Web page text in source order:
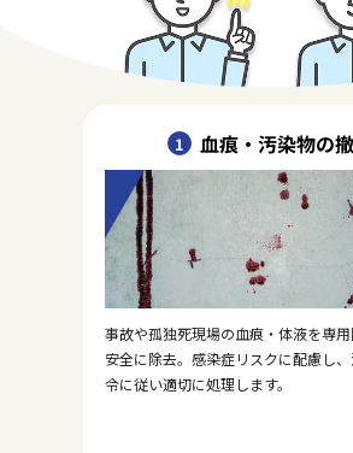
1 血痕・汚染物の
事故や孤独死現場の血痕・体液を専
安全に除去。感染症リスクに配慮し
令に従い適切に処理します。